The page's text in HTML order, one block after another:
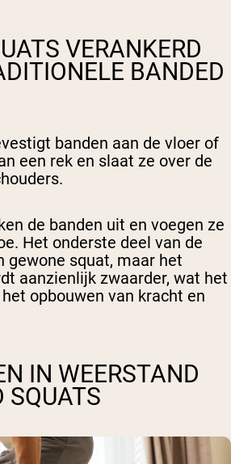
VERANKERD
BANDED
banden aan de vloer of
een rek en slaat ze over de
de banden uit en voegen ze
Het onderste deel van de
gewone squat, maar het
aanzienlijk zwaarder, wat het
opbouwen van kracht en
IN WEERSTAND
SQUATS